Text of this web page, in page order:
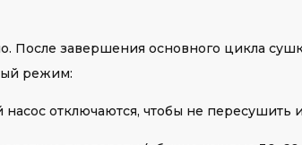
После завершения основного цикла
режим:
отключаются, чтобы не пересушить